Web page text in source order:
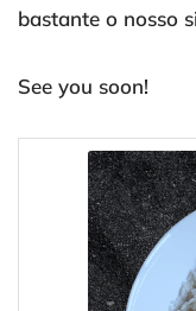
bastante o nosso
See you soon!